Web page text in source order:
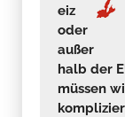
eiz
oder
außer
halb der
müssen